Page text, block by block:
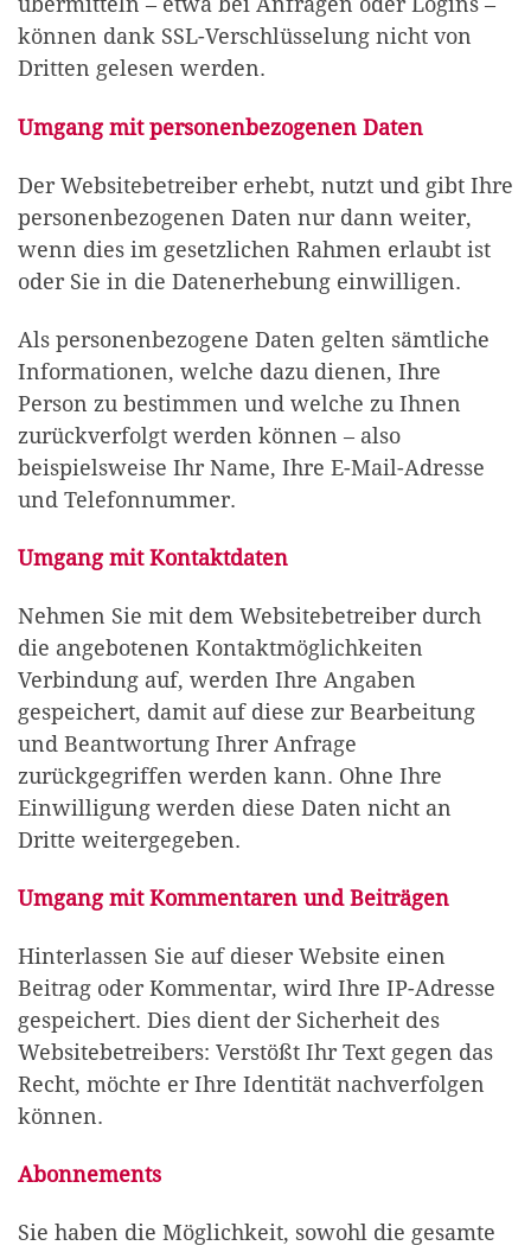
übermitteln – etwa bei Anfragen oder Logins –
können dank SSL-Verschlüsselung nicht von
Dritten gelesen werden.
Umgang mit personenbezogenen Daten
Der Websitebetreiber erhebt, nutzt und gibt Ihre
personenbezogenen Daten nur dann weiter,
wenn dies im gesetzlichen Rahmen erlaubt ist
oder Sie in die Datenerhebung einwilligen.
Als personenbezogene Daten gelten sämtliche
Informationen, welche dazu dienen, Ihre
Person zu bestimmen und welche zu Ihnen
zurückverfolgt werden können – also
beispielsweise Ihr Name, Ihre E-Mail-Adresse
und Telefonnummer.
Umgang mit Kontaktdaten
Nehmen Sie mit dem Websitebetreiber durch
die angebotenen Kontaktmöglichkeiten
Verbindung auf, werden Ihre Angaben
gespeichert, damit auf diese zur Bearbeitung
und Beantwortung Ihrer Anfrage
zurückgegriffen werden kann. Ohne Ihre
Einwilligung werden diese Daten nicht an
Dritte weitergegeben.
Umgang mit Kommentaren und Beiträgen
Hinterlassen Sie auf dieser Website einen
Beitrag oder Kommentar, wird Ihre IP-Adresse
gespeichert. Dies dient der Sicherheit des
Websitebetreibers: Verstößt Ihr Text gegen das
Recht, möchte er Ihre Identität nachverfolgen
können.
Abonnements
Sie haben die Möglichkeit, sowohl die gesamte